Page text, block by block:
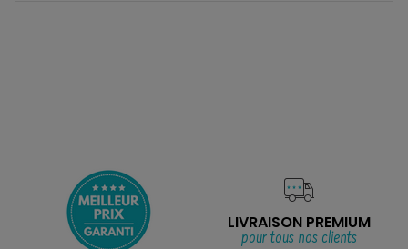
LIVRAISON PREMIUM
pour tous nos clients